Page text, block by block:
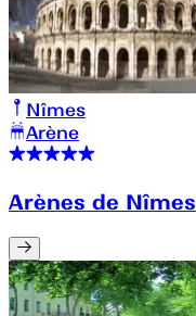
Nîmes
Arène
Arènes de Nîmes